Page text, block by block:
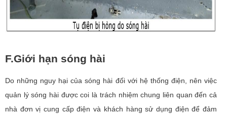
F.Giới hạn sóng hài
Do những nguy hại của sóng hài đối với hệ thống điện, nên việc
quản lý sóng hài được coi là trách nhiệm chung liên quan đến cả
nhà đơn vị cung cấp điện và khách hàng sử dụng điện để đảm